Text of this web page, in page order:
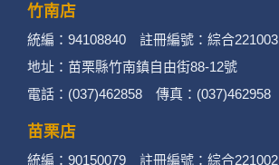
竹南店
統編：94108840 註冊編號：綜合221003
地址：苗栗縣竹南鎮自由街88-12號
電話：(037)462858 傳真：(037)462958
苗栗店
統編：90150079 註冊編號：綜合221002